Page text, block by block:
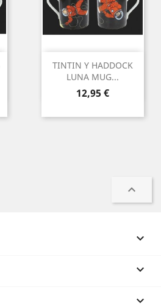
TINTIN Y HADDOCK
LUNA MUG...
Precio
12,95 €



